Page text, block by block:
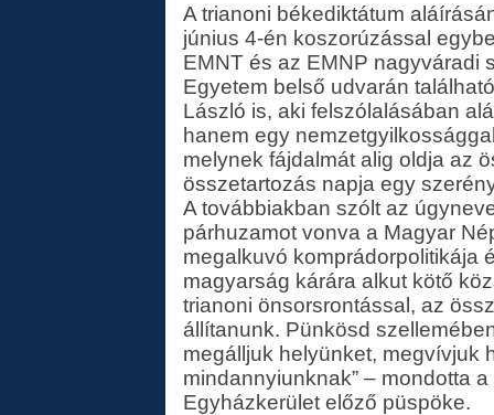
A trianoni békediktátum
június 4-én koszorúzással
EMNT és az EMNP nagyváradi
Egyetem belső udvarán
László is, aki felszólalásában
hanem egy
melynek fájdalmát alig oldja az
összetartozás napja egy
A továbbiakban szólt az
párhuzamot vonva a Magyar
megalkuvó komprádorpolitikája
magyarság kárára alkut kötő
trianoni önsorsrontással, az
állítanunk. Pünkösd
megálljuk helyünket, megvívjuk
mindannyiunknak” – mondotta
Egyházkerület előző püspöke.